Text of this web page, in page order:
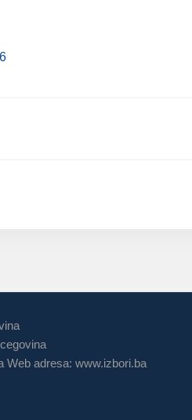
Web adresa: www.izbori.ba